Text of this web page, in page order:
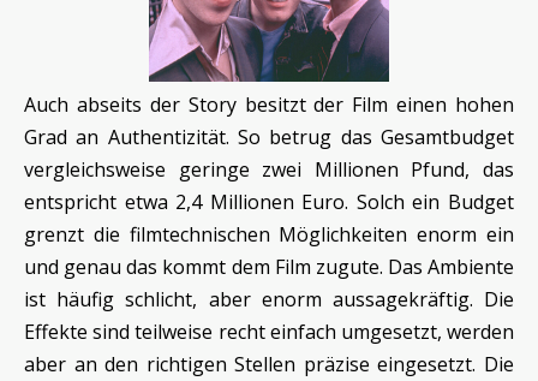
Auch abseits der Story besitzt der Film einen hohen
Grad an Authentizität. So betrug das Gesamtbudget
vergleichsweise geringe zwei Millionen Pfund, das
entspricht etwa 2,4 Millionen Euro. Solch ein Budget
grenzt die filmtechnischen Möglichkeiten enorm ein
und genau das kommt dem Film zugute. Das Ambiente
ist häufig schlicht, aber enorm aussagekräftig. Die
Effekte sind teilweise recht einfach umgesetzt, werden
aber an den richtigen Stellen präzise eingesetzt. Die